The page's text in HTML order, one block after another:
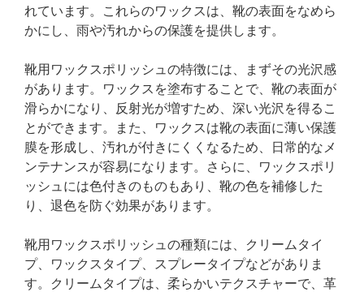
れています。これらのワックスは、靴の表面をなめら
かにし、雨や汚れからの保護を提供します。
靴用ワックスポリッシュの特徴には、まずその光沢感
があります。ワックスを塗布することで、靴の表面が
滑らかになり、反射光が増すため、深い光沢を得るこ
とができます。また、ワックスは靴の表面に薄い保護
膜を形成し、汚れが付きにくくなるため、日常的なメ
ンテナンスが容易になります。さらに、ワックスポリ
ッシュには色付きのものもあり、靴の色を補修した
り、退色を防ぐ効果があります。
靴用ワックスポリッシュの種類には、クリームタイ
プ、ワックスタイプ、スプレータイプなどがありま
す。クリームタイプは、柔らかいテクスチャーで、革